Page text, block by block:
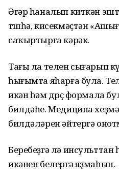
Әгәр һаналып киткән
төшһә, кисекмәҫтән
саҡыртырға кәрәк.
Тағы ла телен сығарып
һығымта яһарға була.
икән һәм дөрөҫ формала
билдәһе. Медицина
билдәләрен әйтергә
Беребеҙгә лә
икәнен белергә яҙмаһын.